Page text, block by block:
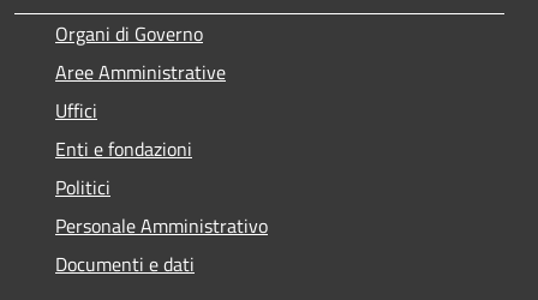
Organi di Governo
Aree Amministrative
Uffici
Enti e fondazioni
Politici
Personale Amministrativo
Documenti e dati